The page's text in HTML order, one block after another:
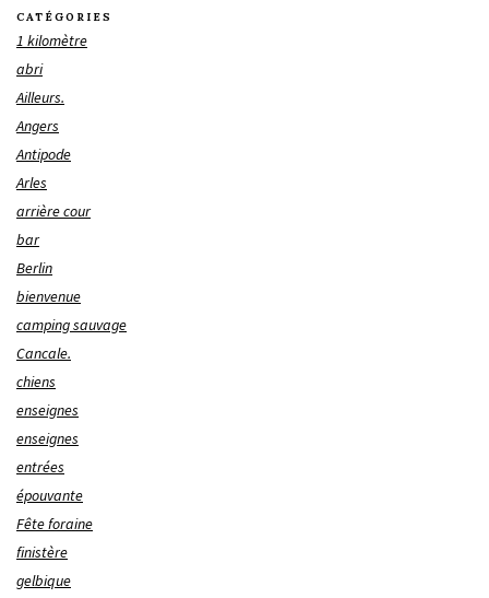
CATÉGORIES
1 kilomètre
abri
Ailleurs.
Angers
Antipode
Arles
arrière cour
bar
Berlin
bienvenue
camping sauvage
Cancale.
chiens
enseignes
enseignes
entrées
épouvante
Fête foraine
finistère
gelbique